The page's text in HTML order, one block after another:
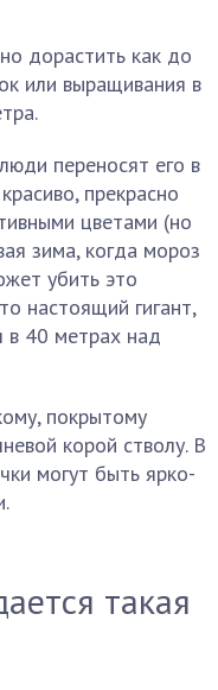
дорастить как до
или выращивания в
переносят его в
прекрасно
цветами (но
зима, когда мороз
убить это
настоящий гигант,
в 40 метрах над
покрытому
корой стволу. В
могут быть ярко-
такая